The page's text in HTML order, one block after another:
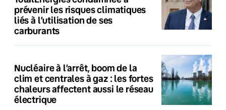
prévenir les risques climatiques
liés à l’utilisation de ses
carburants
Nucléaire à l’arrêt, boom de la
clim et centrales à gaz : les fortes
chaleurs affectent aussi le réseau
électrique